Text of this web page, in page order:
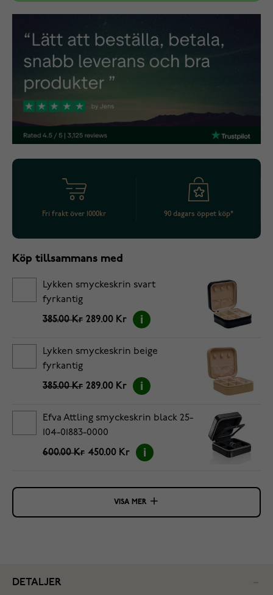
Fri frakt över 1000kr 90 dagars öppet köp*
Köp tillsammans med
Lykken smyckeskrin svart
fyrkantig
385.00 Kr 289.00 Kr
Lykken smyckeskrin beige
fyrkantig
385.00 Kr 289.00 Kr
Efva Attling smyckeskrin black 25-
104-01883-0000
600.00 Kr 450.00 Kr
VISA MER
DETALJER